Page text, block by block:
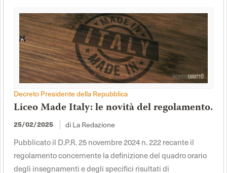
Decreto Presidente della Repubblica
Liceo Made Italy: le novità del regolamento.
25/02/2025 di La Redazione
Pubblicato il D.P.R. 25 novembre 2024 n. 222 recante il
regolamento concernente la definizione del quadro orario
degli insegnamenti e degli specifici risultati di